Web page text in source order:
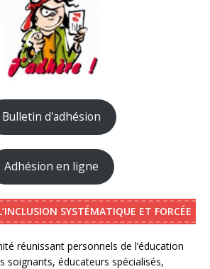
Bulletin d'adhésion
Adhésion en ligne
SYSTÉMATIQUE ET FORCÉE
réunissant personnels de l’éducation
soignants, éducateurs spécialisés,